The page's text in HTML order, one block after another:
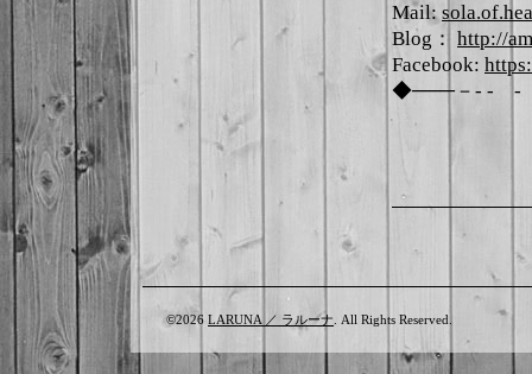
Mail:
Blog： http://
Facebook:
◆───－-
©2026 LARUNA ／ ラルーナ . All Rights Reserved.